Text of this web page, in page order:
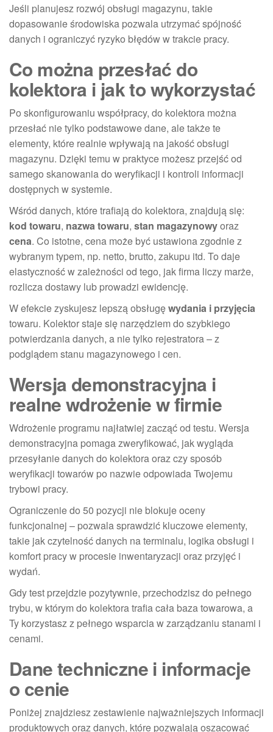
Jeśli planujesz rozwój obsługi magazynu, takie
dopasowanie środowiska pozwala utrzymać spójność
danych i ograniczyć ryzyko błędów w trakcie pracy.
Co można przesłać do
kolektora i jak to wykorzystać
Po skonfigurowaniu współpracy, do kolektora można
przesłać nie tylko podstawowe dane, ale także te
elementy, które realnie wpływają na jakość obsługi
magazynu. Dzięki temu w praktyce możesz przejść od
samego skanowania do weryfikacji i kontroli informacji
dostępnych w systemie.
Wśród danych, które trafiają do kolektora, znajdują się:
kod towaru, nazwa towaru, stan magazynowyoraz
cena. Co istotne, cena może być ustawiona zgodnie z
wybranym typem, np. netto, brutto, zakupu itd. To daje
elastyczność w zależności od tego, jak firma liczy marże,
rozlicza dostawy lub prowadzi ewidencję.
W efekcie zyskujesz lepszą obsługęwydania i przyjęcia
towaru. Kolektor staje się narzędziem do szybkiego
potwierdzania danych, a nie tylko rejestratora – z
podglądem stanu magazynowego i cen.
Wersja demonstracyjna i
realne wdrożenie w firmie
Wdrożenie programu najłatwiej zacząć od testu. Wersja
demonstracyjna pomaga zweryfikować, jak wygląda
przesyłanie danych do kolektora oraz czy sposób
weryfikacji towarów po nazwie odpowiada Twojemu
trybowi pracy.
Ograniczenie do 50 pozycji nie blokuje oceny
funkcjonalnej – pozwala sprawdzić kluczowe elementy,
takie jak czytelność danych na terminalu, logika obsługi i
komfort pracy w procesie inwentaryzacji oraz przyjęć i
wydań.
Gdy test przejdzie pozytywnie, przechodzisz do pełnego
trybu, w którym do kolektora trafia cała baza towarowa, a
Ty korzystasz z pełnego wsparcia w zarządzaniu stanami i
cenami.
Dane techniczne i informacje
o cenie
Poniżej znajdziesz zestawienie najważniejszych informacji
produktowych oraz danych, które pozwalają oszacować